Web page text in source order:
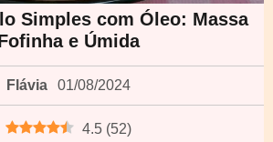
Simples com Óleo: Massa
e Úmida
Flávia 01/08/2024
4.5 (52)